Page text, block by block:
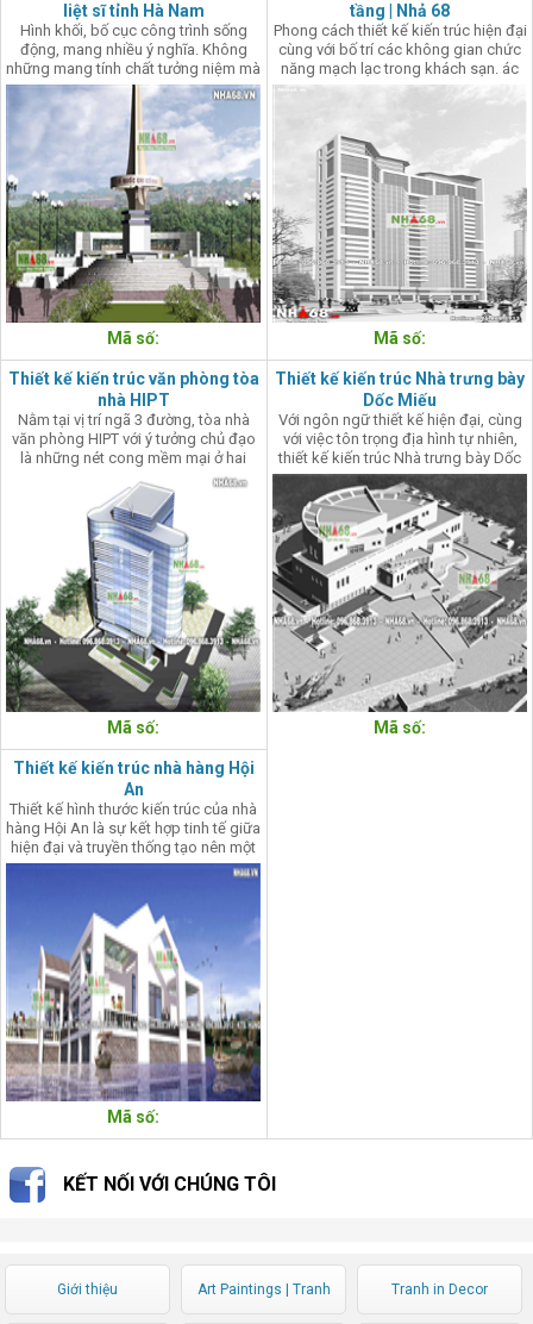
liệt sĩ tỉnh Hà Nam
Hình khối, bố cục công trình sống
động, mang nhiều ý nghĩa. Không
những mang tính chất tưởng niệm mà
còn tạo điểm nhấn quan trọng trong
không gian kiến trúc trung tâm tỉnh.
Qua công trình này tác giả đã làm
phong phú thêm những công trình
tưởng niệm có chất lượng tại tỉnh Hà
Nam.
Mã số:
tầng | Nhả 68
Phong cách thiết kế kiến trúc hiện đại
cùng với bố trí các không gian chức
năng mạch lạc trong khách sạn. ác
kiến trúc sư Văn phòng kiến trúc Nhà
68 đã thiết kế một công trình khách
sạn với sự kết hợp hài hòa giữa hình
thức kiến trúc và công năng sử dụng
của công trình.
Mã số:
Thiết kế kiến trúc văn phòng tòa
nhà HIPT
Nằm tại vị trí ngã 3 đường, tòa nhà
văn phòng HIPT với ý tưởng chủ đạo
là những nét cong mềm mại ở hai
đầu cùng với khối vuông tương phản
mạnh mẽ lồng vào phía trước. Cùng
với chất liệu kính hiện đại sang trọng,
tòa nhà văn phòng HIPT tạo ấn tượng
mạnh mẽ về sự hiện đại, tiện nghi
cũng như hình khối kiến trúc.
Mã số:
Thiết kế kiến trúc Nhà trưng bày
Dốc Miếu
Với ngôn ngữ thiết kế hiện đại, cùng
với việc tôn trọng địa hình tự nhiên,
thiết kế kiến trúc Nhà trưng bày Dốc
miếu đã để lại ấn tượng mạnh về sự
độc đáo với những điểm nhìn thú vị.
Mã số:
Thiết kế kiến trúc nhà hàng Hội
An
Thiết kế hình thước kiến trúc của nhà
hàng Hội An là sự kết hợp tinh tế giữa
hiện đại và truyền thống tạo nên một
sự ấn tượng thú vị trong bản thiết kế
Mã số:
KẾT NỐI VỚI CHÚNG TÔI
Giới thiệu Art Paintings | Tranh Tranh in Decor